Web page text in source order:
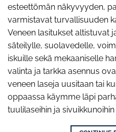
esteettömän näkyvyyden,
varmistavat turvallisuuden
Veneen lasitukset altistuvat
säteilylle, suolavedelle,
iskuille sekä mekaaniselle
valinta ja tarkka asennus
veneen laseja uusitaan tai
oppaassa käymme läpi
tuulilaseihin ja sivuikkunoihin